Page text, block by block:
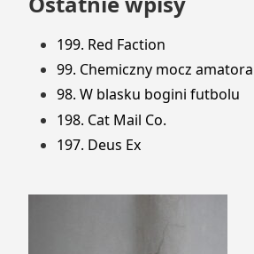
199. Red Faction
99. Chemiczny mocz
98. W blasku bogini futbolu
198. Cat Mail Co.
197. Deus Ex